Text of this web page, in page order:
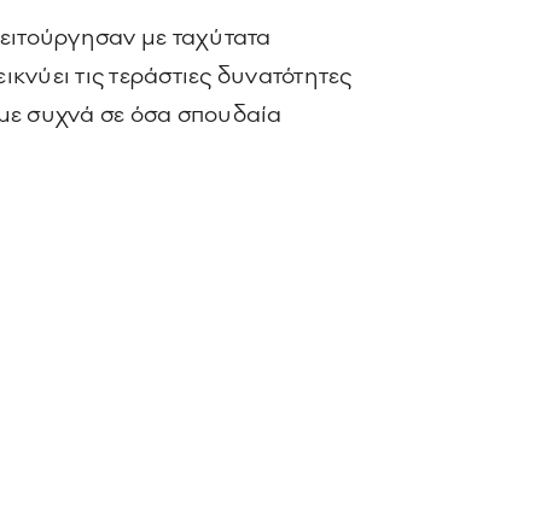
με ταχύτατα
τις τεράστιες δυνατότητες
συχνά σε όσα σπουδαία